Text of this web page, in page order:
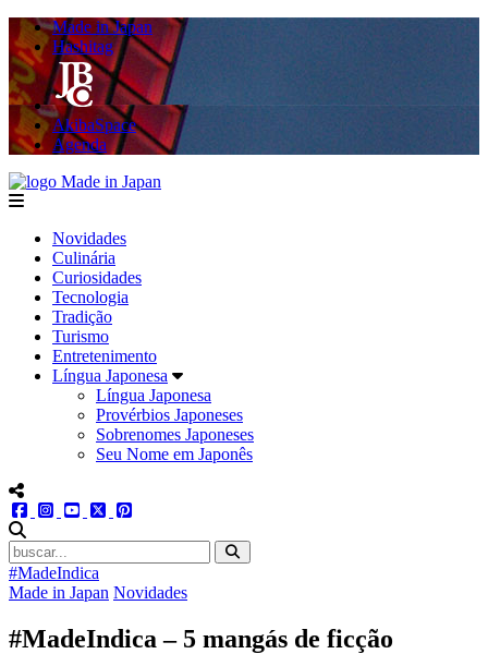
Made in Japan
Hashitag
AkibaSpace
Agenda
menu
Novidades
Culinária
Curiosidades
Tecnologia
Tradição
Turismo
Entretenimento
Língua Japonesa
Língua Japonesa
Provérbios Japoneses
Sobrenomes Japoneses
Seu Nome em Japonês
menu redes social
facebookinstagram
youtube
twitter
#MadeIndica
Made in Japan Novidades
#MadeIndica – 5 mangás de ficção